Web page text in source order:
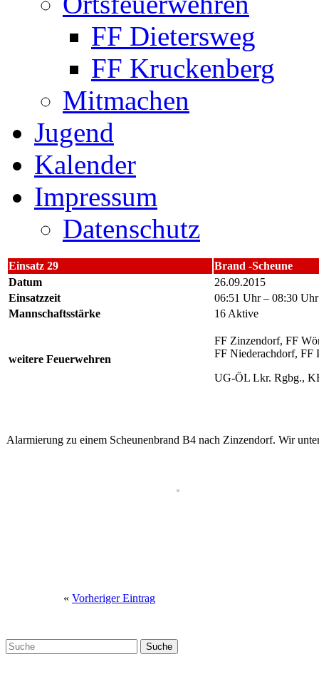
FF Dietersweg
FF Kruckenberg
Mitmachen
Jugend
Kalender
Impressum
Datenschutz
Einsatz 29
Brand -Scheune
Datum
26.09.2015
Einsatzzeit
06:51 Uhr – 08:30 Uhr
Mannschaftsstärke
16 Aktive
weitere Feuerwehren
FF Zinzendorf, FF
FF
UG-ÖL Lkr. Rgbg.,
Alarmierung zu einem Scheunenbrand B4 nach Zinzendorf. Wir
« Vorheriger Eintrag